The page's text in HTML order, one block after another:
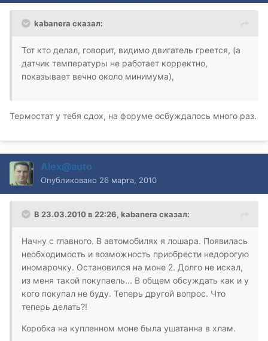
kabanera сказал:
Тот кто делал, говорит, видимо двигатель греется, (а
датчик температуры не работает корректно,
показывает вечно около минимума),
Термостат у тебя сдох, на форуме осбуждалось много раз.
Alex@auto
Опубликовано 26 марта, 2010
В 23.03.2010 в 22:26, kabanera сказал:
Начну с главного. В автомобилях я лошара. Появилась
необходимость и возможность приобрести недорогую
иномарочку. Остановился на моне 2. Долго не искал,
из меня такой покупаель... В общем обсуждать как и у
кого покупал не буду. Теперь другой вопрос. Что
теперь делать?!
Коробка на купленном моне была ушатанна в хлам.